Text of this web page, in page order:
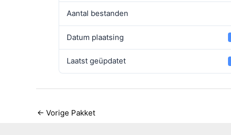
Aantal bestanden
Datum plaatsing
Laatst geüpdatet
← Vorige Pakket